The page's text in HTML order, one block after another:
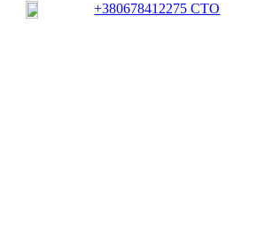
+380678412275 СТО